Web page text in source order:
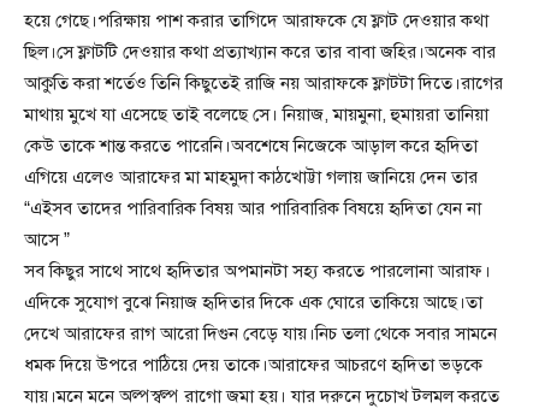
হয়ে গেছে।পরিক্ষায় পাশ করার তাগিদে আরাফকে যে ফ্লাট দেওয়ার কথা
ছিল।সে ফ্লাটটি দেওয়ার কথা প্রত্যাখ্যান করে তার বাবা জহির।অনেক বার
আকুতি করা শর্তেও তিনি কিছুতেই রাজি নয় আরাফকে ফ্লাটটা দিতে।রাগের
মাথায় মুখে যা এসেছে তাই বলেছে সে। নিয়াজ, মায়মুনা, হুমায়রা তানিয়া
কেউ তাকে শান্ত করতে পারেনি।অবশেষে নিজেকে আড়াল করে হৃদিতা
এগিয়ে এলেও আরাফের মা মাহমুদা কাঠখোট্টা গলায় জানিয়ে দেন তার
“এইসব তাদের পারিবারিক বিষয় আর পারিবারিক বিষয়ে হৃদিতা যেন না
আসে ”
সব কিছুর সাথে সাথে হৃদিতার অপমানটা সহ্য করতে পারলোনা আরাফ।
এদিকে সুযোগ বুঝে নিয়াজ হৃদিতার দিকে এক ঘোরে তাকিয়ে আছে।তা
দেখে আরাফের রাগ আরো দিগুন বেড়ে যায়।নিচ তলা থেকে সবার সামনে
ধমক দিয়ে উপরে পাঠিয়ে দেয় তাকে।আরাফের আচরণে হৃদিতা ভড়কে
যায়।মনে মনে অল্পস্বল্প রাগো জমা হয়। যার দরুনে দুচোখ টলমল করতে